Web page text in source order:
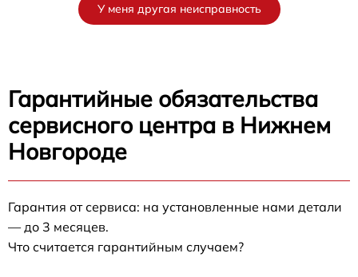
У меня другая неисправность
Гарантийные обязательства
сервисного центра в Нижнем
Новгороде
Гарантия от сервиса: на установленные нами детали
— до 3 месяцев.
Что считается гарантийным случаем?